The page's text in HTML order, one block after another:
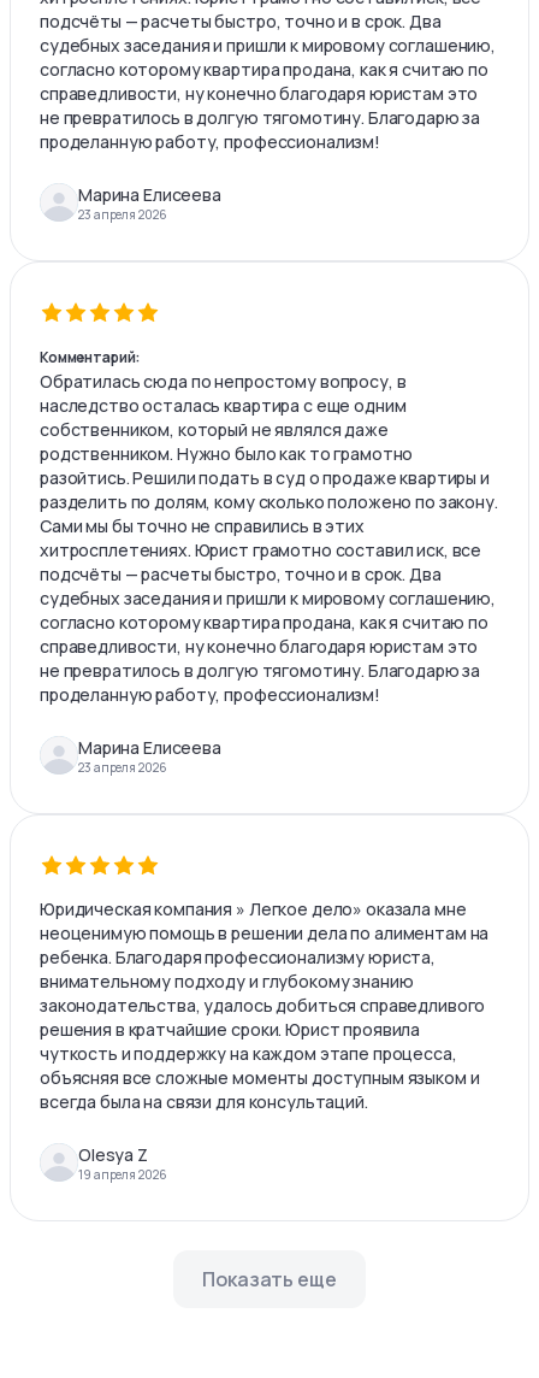
подсчёты — расчеты быстро, точно и в срок. Два
судебных заседания и пришли к мировому соглашению,
согласно которому квартира продана, как я считаю по
справедливости, ну конечно благодаря юристам это
не превратилось в долгую тягомотину. Благодарю за
проделанную работу, профессионализм!
Марина Елисеева
23 апреля 2026
Комментарий:
Обратилась сюда по непростому вопросу, в
наследство осталась квартира с еще одним
собственником, который не являлся даже
родственником. Нужно было как то грамотно
разойтись. Решили подать в суд о продаже квартиры и
разделить по долям, кому сколько положено по закону.
Сами мы бы точно не справились в этих
хитросплетениях. Юрист грамотно составил иск, все
подсчёты — расчеты быстро, точно и в срок. Два
судебных заседания и пришли к мировому соглашению,
согласно которому квартира продана, как я считаю по
справедливости, ну конечно благодаря юристам это
не превратилось в долгую тягомотину. Благодарю за
проделанную работу, профессионализм!
Марина Елисеева
23 апреля 2026
Юридическая компания » Легкое дело» оказала мне
неоценимую помощь в решении дела по алиментам на
ребенка. Благодаря профессионализму юриста,
внимательному подходу и глубокому знанию
законодательства, удалось добиться справедливого
решения в кратчайшие сроки. Юрист проявила
чуткость и поддержку на каждом этапе процесса,
объясняя все сложные моменты доступным языком и
всегда была на связи для консультаций.
Olesya Z
19 апреля 2026
Показать еще